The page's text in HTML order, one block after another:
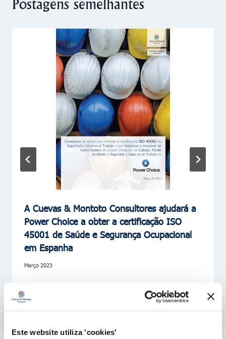
Este website utiliza 'cookies'
Postagens semelhantes
A Cuevas & Montoto Consultores ajudará a
Power Choice a obter a certificação ISO
45001 de Saúde e Segurança Ocupacional
em Espanha
Março 2023